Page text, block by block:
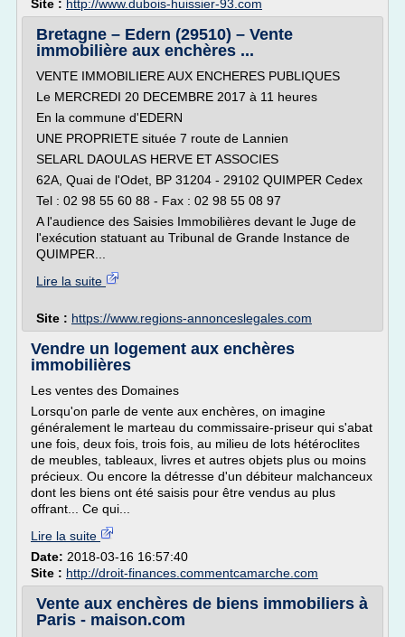
Site : http://www.dubois-huissier-93.com
Bretagne – Edern (29510) – Vente
immobilière aux enchères ...
VENTE IMMOBILIERE AUX ENCHERES PUBLIQUES
Le MERCREDI 20 DECEMBRE 2017 à 11 heures
En la commune d'EDERN
UNE PROPRIETE située 7 route de Lannien
SELARL DAOULAS HERVE ET ASSOCIES
62A, Quai de l'Odet, BP 31204 - 29102 QUIMPER Cedex
Tel : 02 98 55 60 88 - Fax : 02 98 55 08 97
A l'audience des Saisies Immobilières devant le Juge de
l'exécution statuant au Tribunal de Grande Instance de
QUIMPER...
Lire la suite
Site : https://www.regions-annonceslegales.com
Vendre un logement aux enchères
immobilières
Les ventes des Domaines
Lorsqu'on parle de vente aux enchères, on imagine
généralement le marteau du commissaire-priseur qui s'abat
une fois, deux fois, trois fois, au milieu de lots hétéroclites
de meubles, tableaux, livres et autres objets plus ou moins
précieux. Ou encore la détresse d'un débiteur malchanceux
dont les biens ont été saisis pour être vendus au plus
offrant... Ce qui...
Lire la suite
Date: 2018-03-16 16:57:40
Site : http://droit-finances.commentcamarche.com
Vente aux enchères de biens immobiliers à
Paris - maison.com